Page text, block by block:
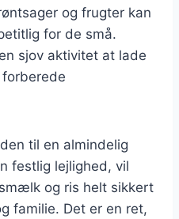
og frugter kan
for de små.
sjov aktivitet at lade
til en almindelig
festlig lejlighed, vil
og ris helt sikkert
familie. Det er en ret,